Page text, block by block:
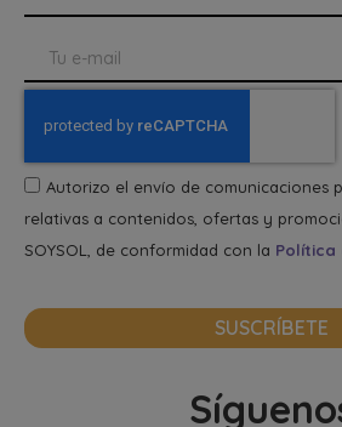
Autorizo el envío de comunicaciones
relativas a contenidos, ofertas y
SOYSOL, de conformidad con la Política
SUSCRÍBETE